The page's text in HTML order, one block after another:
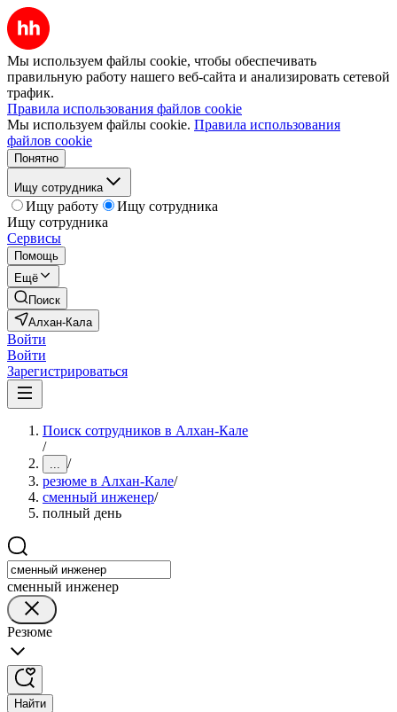
Мы используем файлы cookie, чтобы обеспечивать
правильную работу нашего веб-сайта и анализировать сетевой
трафик.
Правила использования файлов cookie
Мы используем файлы cookie. Правила использования
файлов cookie
Понятно
Ищу сотрудника
Ищу работу
Ищу сотрудника
Ищу сотрудника
Сервисы
Помощь
Ещё
Поиск
Алхан-Кала
Войти
Войти
Зарегистрироваться
Поиск сотрудников в Алхан-Кале
/
... /
резюме в Алхан-Кале/
сменный инженер/
полный день
сменный инженер
Резюме
Найти